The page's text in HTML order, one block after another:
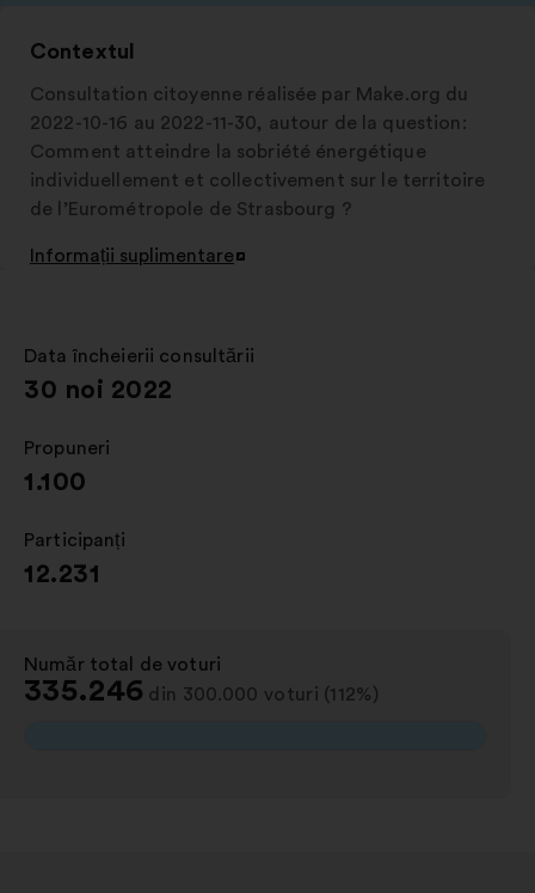
Contextul
Consultation citoyenne réalisée par Make.org du
2022-10-16 au 2022-11-30, autour de la question:
Comment atteindre la sobriété énergétique
individuellement et collectivement sur le territoire
de l’Eurométropole de Strasbourg ?
Informații suplimentare
Deschidere
filă
nouă
Data încheierii consultării
:
30 noi 2022
Propuneri
:
1.100
Participanți
:
12.231
Număr total de voturi
:
335.246 din 300.000 voturi (112%)